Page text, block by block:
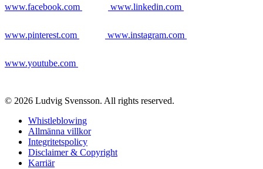
www.facebook.com www.linkedin.com
www.pinterest.com www.instagram.com
www.youtube.com
© 2026 Ludvig Svensson. All rights reserved.
Whistleblowing
Allmänna villkor
Integritetspolicy
Disclaimer & Copyright
Karriär